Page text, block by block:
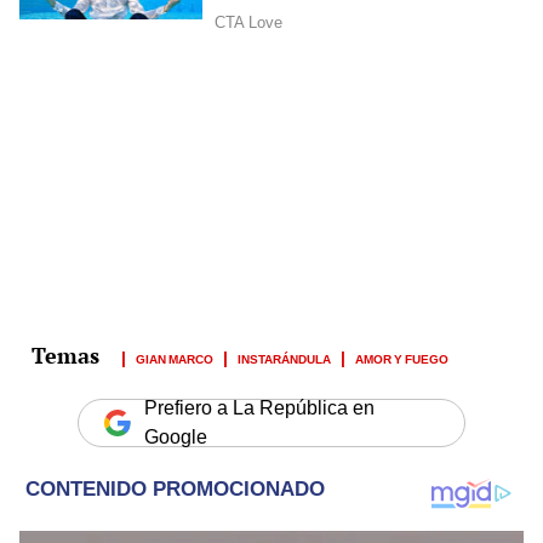
GIAN MARCO INSTARÁNDULA AMOR Y FUEGO
Prefiero a La República en
Google